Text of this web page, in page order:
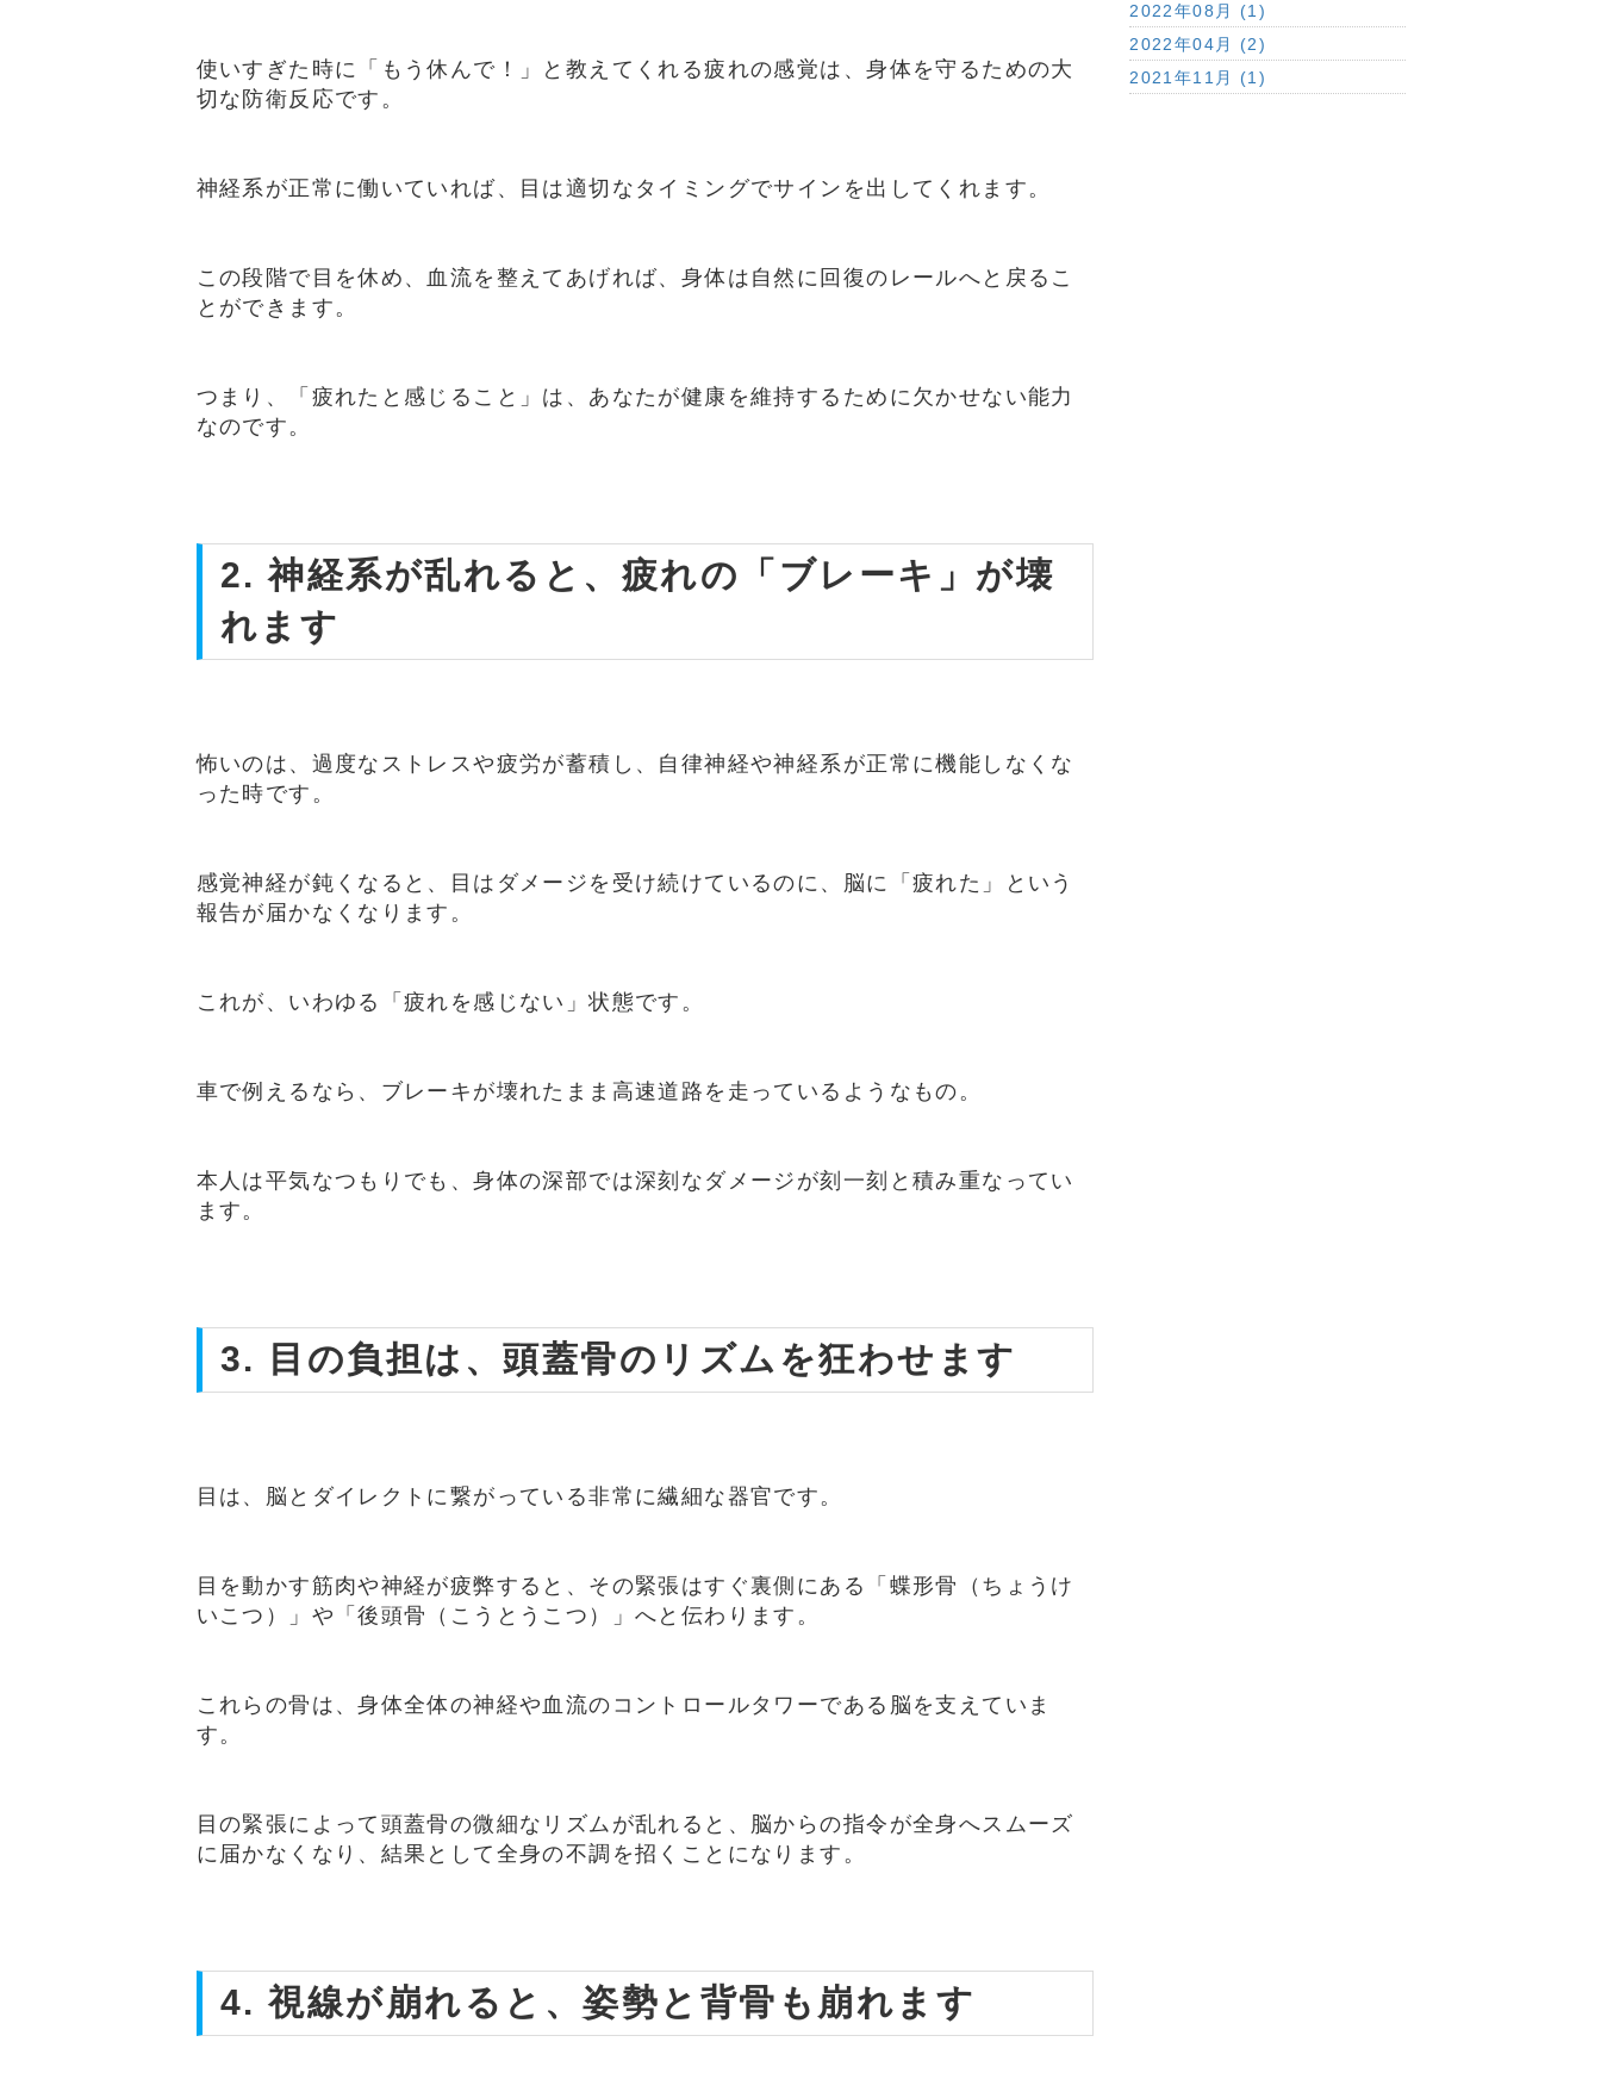
使いすぎた時に「もう休んで！」と教えてくれる疲れの感覚は、身体を守るための大
切な防衛反応です。
神経系が正常に働いていれば、目は適切なタイミングでサインを出してくれます。
この段階で目を休め、血流を整えてあげれば、身体は自然に回復のレールへと戻るこ
とができます。
つまり、「疲れたと感じること」は、あなたが健康を維持するために欠かせない能力
なのです。
2. 神経系が乱れると、疲れの「ブレーキ」が壊
れます
怖いのは、過度なストレスや疲労が蓄積し、自律神経や神経系が正常に機能しなくな
った時です。
感覚神経が鈍くなると、目はダメージを受け続けているのに、脳に「疲れた」という
報告が届かなくなります。
これが、いわゆる「疲れを感じない」状態です。
車で例えるなら、ブレーキが壊れたまま高速道路を走っているようなもの。
本人は平気なつもりでも、身体の深部では深刻なダメージが刻一刻と積み重なってい
ます。
3. 目の負担は、頭蓋骨のリズムを狂わせます
目は、脳とダイレクトに繋がっている非常に繊細な器官です。
目を動かす筋肉や神経が疲弊すると、その緊張はすぐ裏側にある「蝶形骨（ちょうけ
いこつ）」や「後頭骨（こうとうこつ）」へと伝わります。
これらの骨は、身体全体の神経や血流のコントロールタワーである脳を支えていま
す。
目の緊張によって頭蓋骨の微細なリズムが乱れると、脳からの指令が全身へスムーズ
に届かなくなり、結果として全身の不調を招くことになります。
4. 視線が崩れると、姿勢と背骨も崩れます
2022年08月 (1)
2022年04月 (2)
2021年11月 (1)